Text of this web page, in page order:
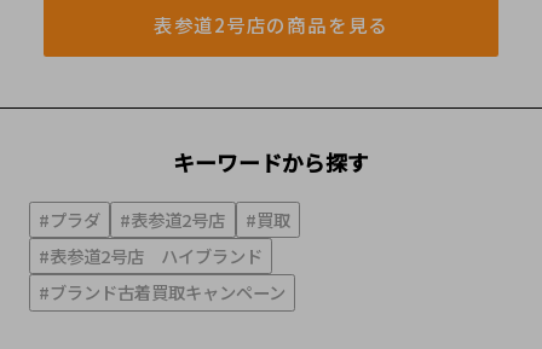
表参道2号店の商品を見る
キーワードから探す
#プラダ #表参道2号店
#買取
#表参道2号店 ハイブランド
#ブランド古着買取キャンペーン